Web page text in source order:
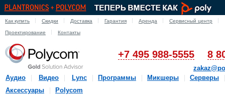
Как купить Скидки Доставка Гарантия Аренда Сервисный центр
Проектирование Контакты
+7 495 988-5555 8
Аудио
Видео Lync Программы Микшеры
Серверы
Аксессуары
Polycom